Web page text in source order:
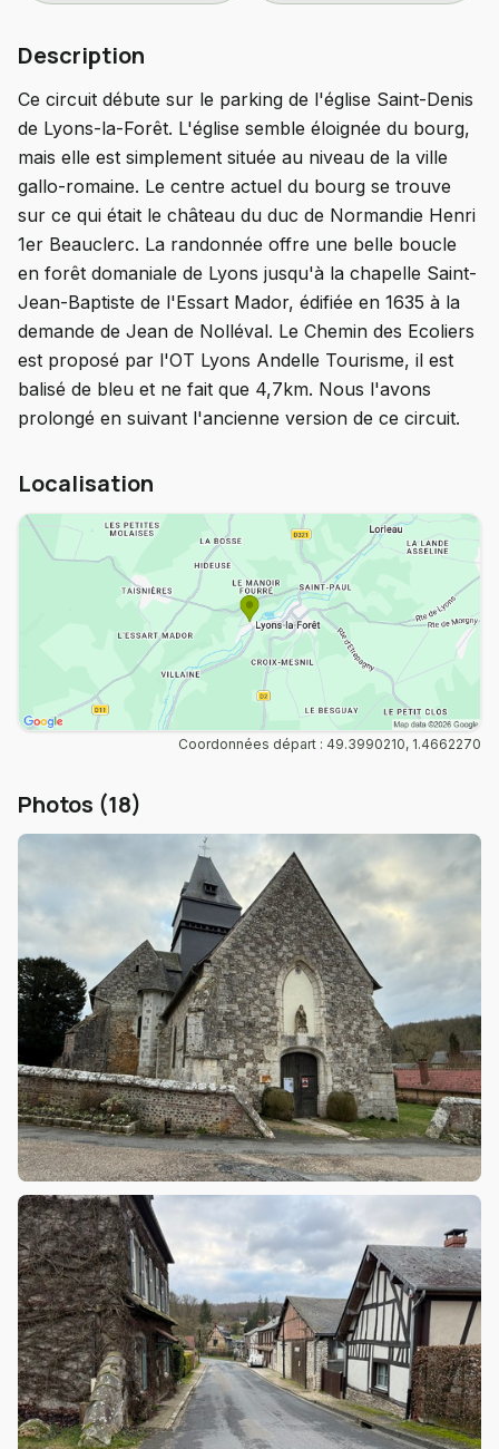
Description
Ce circuit débute sur le parking de l'église Saint-Denis
de Lyons-la-Forêt. L'église semble éloignée du bourg,
mais elle est simplement située au niveau de la ville
gallo-romaine. Le centre actuel du bourg se trouve
sur ce qui était le château du duc de Normandie Henri
1er Beauclerc. La randonnée offre une belle boucle
en forêt domaniale de Lyons jusqu'à la chapelle Saint-
Jean-Baptiste de l'Essart Mador, édifiée en 1635 à la
demande de Jean de Nolléval. Le Chemin des Ecoliers
est proposé par l'OT Lyons Andelle Tourisme, il est
balisé de bleu et ne fait que 4,7km. Nous l'avons
prolongé en suivant l'ancienne version de ce circuit.
Localisation
Coordonnées départ : 49.3990210, 1.4662270
Photos (18)